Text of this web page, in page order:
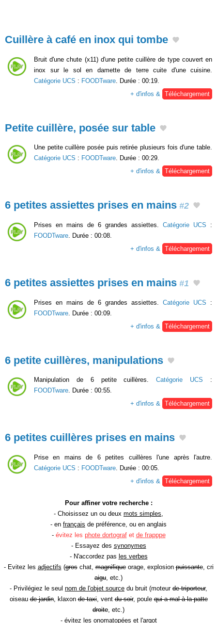
Cuillère à café en inox qui tombe
Bruit d'une chute (x11) d'une petite cuillère de type couvert en
inox sur le sol en damette de terre cuite d'une cuisine.
Catégorie UCS : FOODTware . Durée : 00:19.
+ d'infos &
Téléchargement
Petite cuillère, posée sur table
Une petite cuillère posée puis retirée plusieurs fois d'une table.
Catégorie UCS : FOODTware. Durée : 00:29.
+ d'infos & Téléchargement
6 petites assiettes prises en mains #2
Prises en mains de 6 grandes assiettes. Catégorie UCS :
FOODTware. Durée : 00:08.
+ d'infos & Téléchargement
6 petites assiettes prises en mains #1
Prises en mains de 6 grandes assiettes. Catégorie UCS :
FOODTware . Durée : 00:09.
+ d'infos &
Téléchargement
6 petite cuillères, manipulations
Manipulation de 6 petite cuillères.Catégorie UCS :
FOODTware. Durée : 00:55.
+ d'infos & Téléchargement
6 petites cuillères prises en mains
Prise en mains de 6 petites cuillères l'une après l'autre.
Catégorie UCS : FOODTware. Durée : 00:05.
+ d'infos & Téléchargement
Pour affiner votre recherche :
- Choisissez un ou deux mots simples,
- en français de préférence, ou en anglais
- évitez les phote dortografet de frapppe
- Essayez des synonymes
- N'accordez pas les verbes
- Evitez les adjectifs (groschat,magnifiqueorage, explosionpuissante, cri
aigu, etc.)
- Privilégiez le seul nom de l'objet source du bruit (moteur de triporteur,
oiseaude jardin, klaxonde taxi, ventdu soir, poulequi a mal à la patte
droite, etc.)
- évitez les onomatopées et l'argot